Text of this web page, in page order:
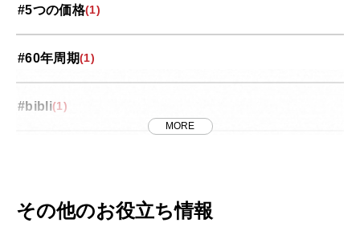
岩槻区(3)
投資コラム(35)
番外編 (8)
#5つの価格(1)
#60年周期(1)
#bibli(1)
#J-REIT(1)
MORE
その他のお役立ち情報